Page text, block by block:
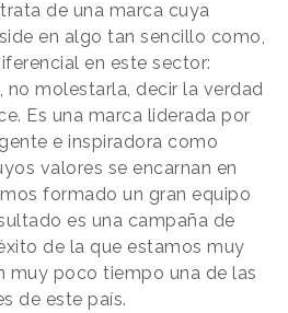
de una marca cuya
en algo tan sencillo como,
en este sector:
, no molestarla, decir la verdad
Es una marca liderada por
e inspiradora como
valores se encarnan en
formado un gran equipo
es una campaña de
de la que estamos muy
muy poco tiempo una de las
de este país.